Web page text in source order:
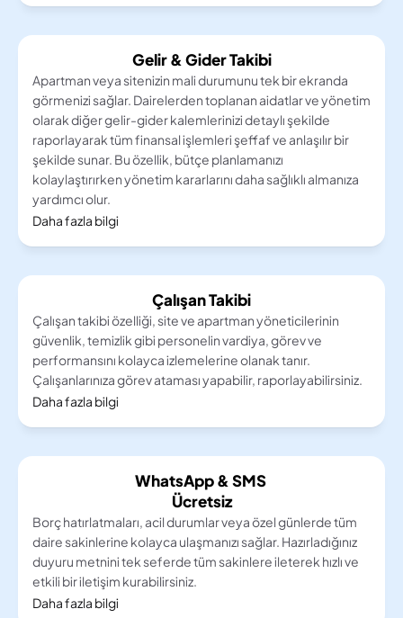
Gelir & Gider Takibi
Apartman veya sitenizin mali durumunu tek bir ekranda
görmenizi sağlar. Dairelerden toplanan aidatlar ve yönetim
olarak diğer gelir-gider kalemlerinizi detaylı şekilde
raporlayarak tüm finansal işlemleri şeffaf ve anlaşılır bir
şekilde sunar. Bu özellik, bütçe planlamanızı
kolaylaştırırken yönetim kararlarını daha sağlıklı almanıza
yardımcı olur.
Daha fazla bilgi
Çalışan Takibi
Çalışan takibi özelliği, site ve apartman yöneticilerinin
güvenlik, temizlik gibi personelin vardiya, görev ve
performansını kolayca izlemelerine olanak tanır.
Çalışanlarınıza görev ataması yapabilir, raporlayabilirsiniz.
Daha fazla bilgi
WhatsApp & SMS
Ücretsiz
Borç hatırlatmaları, acil durumlar veya özel günlerde tüm
daire sakinlerine kolayca ulaşmanızı sağlar. Hazırladığınız
duyuru metnini tek seferde tüm sakinlere ileterek hızlı ve
etkili bir iletişim kurabilirsiniz.
Daha fazla bilgi